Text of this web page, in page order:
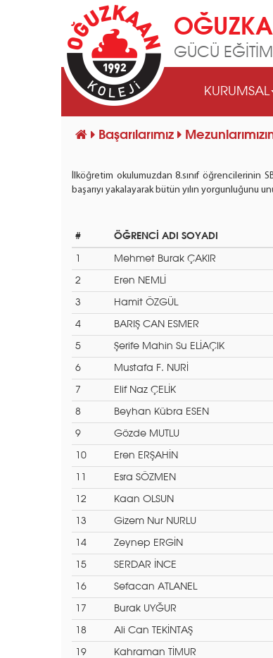
GÜCÜ
KURUMSAL
Başarılarımız
İlköğretim okulumuzdan 8.sınıf öğrencilerinin
başarıyı yakalayarak bütün yılın yorgunluğunu
# ÖĞRENCİ ADI SOYADI
Mehmet Burak ÇAKIR
2 Eren NEMLİ
3 Hamit ÖZGÜL
4 BARIŞ CAN ESMER
5 Şerife Mahin Su ELİAÇIK
6 Mustafa F. NURİ
7 Elif Naz ÇELİK
8 Beyhan Kübra ESEN
9 Gözde MUTLU
10 Eren ERŞAHİN
Esra SÖZMEN
12 Kaan OLSUN
13 Gizem Nur NURLU
14 Zeynep ERGİN
15 SERDAR İNCE
16 Sefacan ATLANEL
17 Burak UYĞUR
18 Ali Can TEKİNTAŞ
19 Kahraman TİMUR